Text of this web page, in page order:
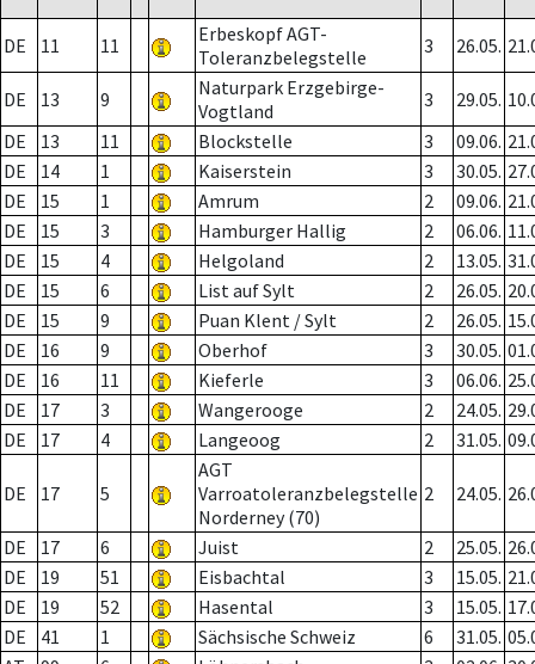
DE 11 11
Erbeskopf AGT-
Toleranzbelegstelle
3 26.05.
DE 13 9
Naturpark Erzgebirge-
Vogtland
3 29.05.
DE
13 11 Blockstelle 3 09.06.
DE
14 1 Kaiserstein 3 30.05.
DE
15 1 Amrum 2 09.06.
DE
15 3 Hamburger Hallig 2 06.06.
DE
15 4 Helgoland 2 13.05.
DE
15 6 List auf Sylt 2 26.05.
DE
15 9 Puan Klent / Sylt 2 26.05.
DE
16 9 Oberhof 3 30.05.
DE
16 11 Kieferle 3 06.06.
DE
17 3 Wangerooge 2 24.05.
DE
17 4 Langeoog 2 31.05.
DE 17 5
AGT
Varroatoleranzbelegstelle
Norderney (70)
2 24.05.
DE 17 6 Juist 2 25.05.
DE
19 51 Eisbachtal 3 15.05.
DE
19 52 Hasental 3 15.05.
DE
41 1 Sächsische Schweiz 6 31.05.